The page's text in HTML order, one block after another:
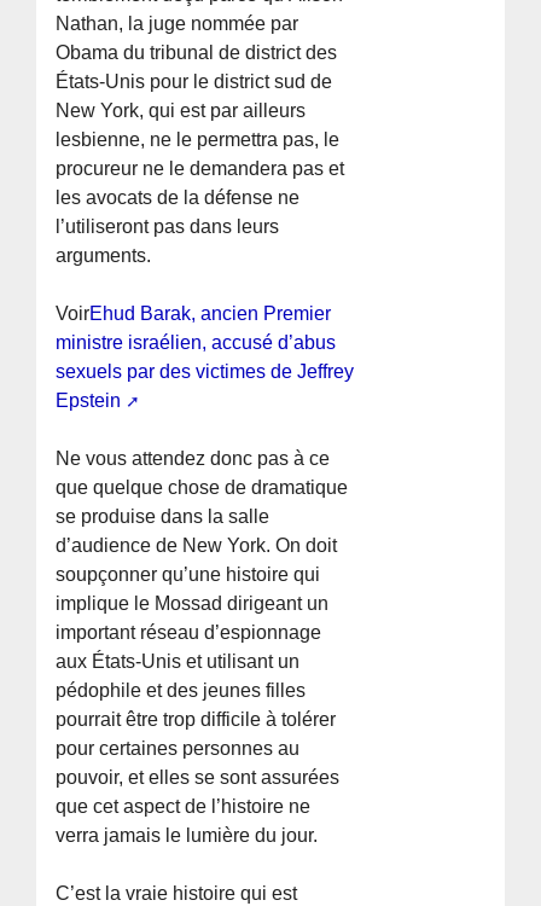
Nathan, la juge nommée par
Obama du tribunal de district des
États-Unis pour le district sud de
New York, qui est par ailleurs
lesbienne, ne le permettra pas, le
procureur ne le demandera pas et
les avocats de la défense ne
l’utiliseront pas dans leurs
arguments.
VoirEhud Barak, ancien Premier
ministre israélien, accusé d’abus
sexuels par des victimes de Jeffrey
Epstein
Ne vous attendez donc pas à ce
que quelque chose de dramatique
se produise dans la salle
d’audience de New York. On doit
soupçonner qu’une histoire qui
implique le Mossad dirigeant un
important réseau d’espionnage
aux États-Unis et utilisant un
pédophile et des jeunes filles
pourrait être trop difficile à tolérer
pour certaines personnes au
pouvoir, et elles se sont assurées
que cet aspect de l’histoire ne
verra jamais le lumière du jour.
C’est la vraie histoire qui est